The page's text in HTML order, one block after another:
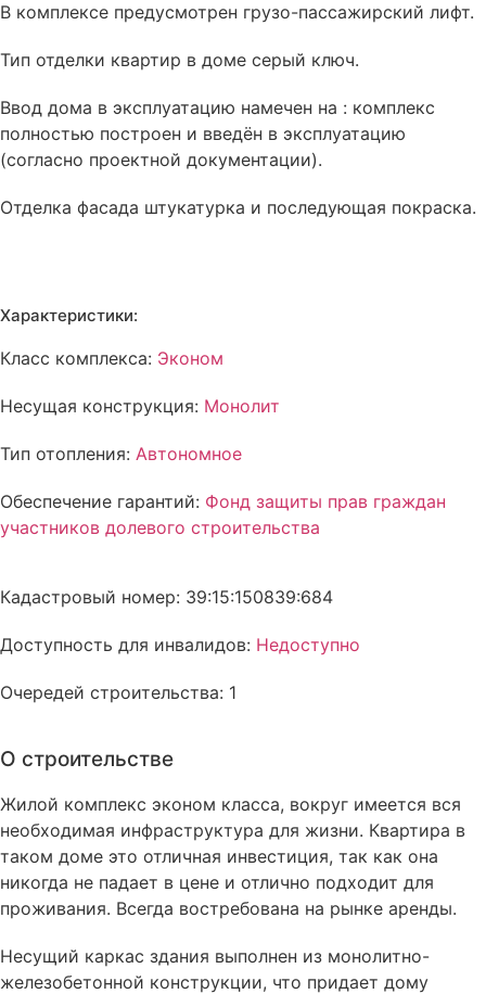
В комплексе предусмотрен грузо-пассажирский лифт.
Тип отделки квартир в доме серый ключ.
Ввод дома в эксплуатацию намечен на : комплекс
полностью построен и введён в эксплуатацию
(согласно проектной документации).
Отделка фасада штукатурка и последующая покраска.
Характеристики:
Класс комплекса: Эконом
Несущая конструкция: Монолит
Тип отопления: Автономное
Обеспечение гарантий: Фонд защиты прав граждан
участников долевого строительства
Кадастровый номер: 39:15:150839:684
Доступность для инвалидов: Недоступно
Очередей строительства: 1
О строительстве
Жилой комплекс эконом класса, вокруг имеется вся
необходимая инфраструктура для жизни. Квартира в
таком доме это отличная инвестиция, так как она
никогда не падает в цене и отлично подходит для
проживания. Всегда востребована на рынке аренды.
Несущий каркас здания выполнен из монолитно-
железобетонной конструкции, что придает дому